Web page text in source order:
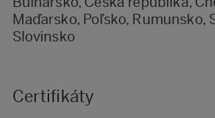
Maďarsko, Poľsko, Rumunsko,
Slovinsko
Certifikáty